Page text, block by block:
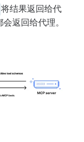
将结果返回给代
返回给代理。